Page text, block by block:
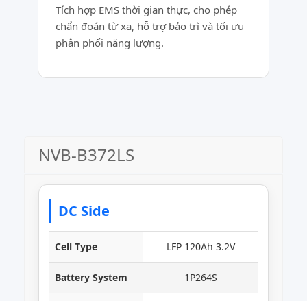
Tích hợp EMS thời gian thực, cho phép
chẩn đoán từ xa, hỗ trợ bảo trì và tối ưu
phân phối năng lượng.
NVB-B372LS
DC Side
Cell Type LFP 120Ah 3.2V
Battery System 1P264S